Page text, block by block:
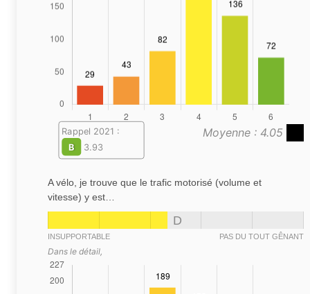
Moyenne : 4.05
Rappel 2021 :
B
3.93
A vélo, je trouve que le trafic motorisé (volume et
vitesse) y est…
D
INSUPPORTABLE PAS DU TOUT GÊNANT
Dans le détail,